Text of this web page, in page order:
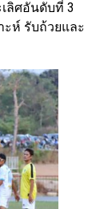
ลิศอันดับที่ 3
ะห์ รับถ้วยและ